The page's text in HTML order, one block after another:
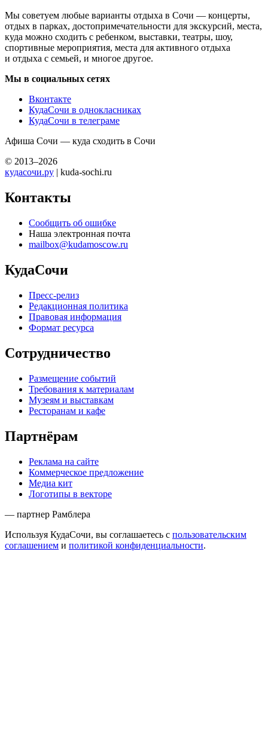
Мы советуем любые варианты отдыха в Сочи — концерты,
отдых в парках, достопримечательности для экскурсий, места,
куда можно сходить с ребенком, выставки, театры, шоу,
спортивные мероприятия, места для активного отдыха
и отдыха с семьей, и многое другое.
Мы в социальных сетях
Вконтакте
КудаСочи в однокласниках
КудаСочи в телеграме
Афиша Сочи — куда сходить в Сочи
© 2013–2026
кудасочи.ру | kuda-sochi.ru
Контакты
Сообщить об ошибке
Наша электронная почта
mailbox@kudamoscow.ru
КудаСочи
Пресс-релиз
Редакционная политика
Правовая информация
Формат ресурса
Сотрудничество
Размещение событий
Требования к материалам
Музеям и выставкам
Ресторанам и кафе
Партнёрам
Реклама на сайте
Коммерческое предложение
Медиа кит
Логотипы в векторе
— партнер Рамблера
Используя КудаСочи, вы соглашаетесь с пользовательским
соглашением и политикой конфиденциальности.